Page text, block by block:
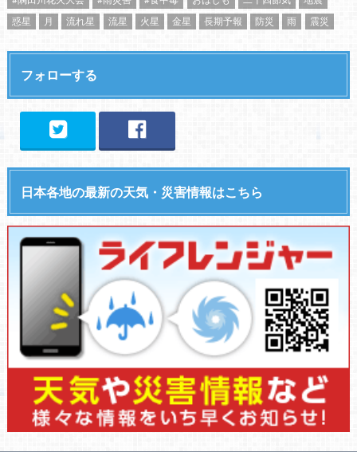
惑星
月 流れ星 流星 火星 金星 長期予報 防災 雨 震災
フォローする
日本各地の最新の天気・災害情報はこちら